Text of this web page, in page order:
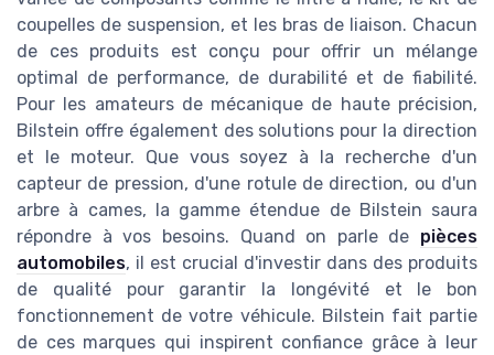
coupelles de suspension, et les bras de liaison. Chacun
de ces produits est conçu pour offrir un mélange
optimal de performance, de durabilité et de fiabilité.
Pour les amateurs de mécanique de haute précision,
Bilstein offre également des solutions pour la direction
et le moteur. Que vous soyez à la recherche d'un
capteur de pression, d'une rotule de direction, ou d'un
arbre à cames, la gamme étendue de Bilstein saura
répondre à vos besoins. Quand on parle de pièces
automobiles, il est crucial d'investir dans des produits
de qualité pour garantir la longévité et le bon
fonctionnement de votre véhicule. Bilstein fait partie
de ces marques qui inspirent confiance grâce à leur